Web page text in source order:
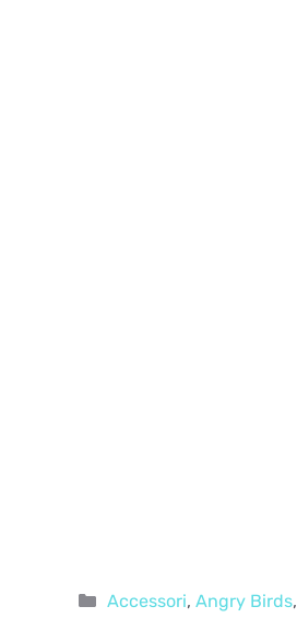
Categorie
Accessori, Angry Birds,